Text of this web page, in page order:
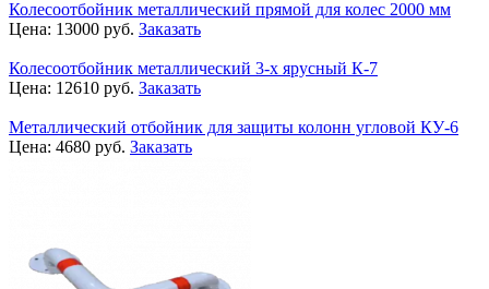
Колесоотбойник металлический прямой для колес 2000 мм
Цена: 13000 руб. Заказать
Колесоотбойник металлический 3-х ярусный К-7
Цена: 12610 руб. Заказать
Металлический отбойник для защиты колонн угловой КУ-6
Цена: 4680 руб. Заказать